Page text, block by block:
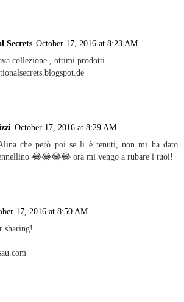
Secrets October 17, 2016 at 8:23 AM
collezione , ottimi prodotti
October 17, 2016 at 8:29 AM
che però poi se li è tenuti, non mi ha dato
😂😂😂😂 ora mi vengo a rubare i tuoi!
17, 2016 at 8:50 AM
sharing!